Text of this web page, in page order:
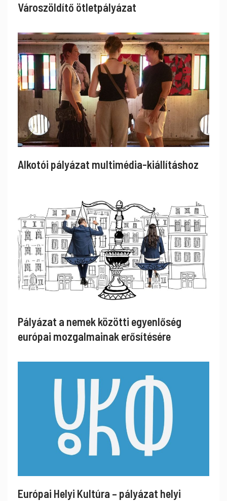
Városzöldítő ötletpályázat
Alkotói pályázat multimédia-kiállításhoz
Pályázat a nemek közötti egyenlőség
európai mozgalmainak erősítésére
Európai Helyi Kultúra – pályázat helyi